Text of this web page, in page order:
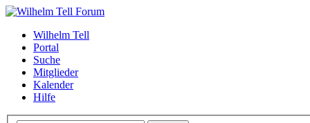
Wilhelm Tell
Portal
Suche
Mitglieder
Kalender
Hilfe